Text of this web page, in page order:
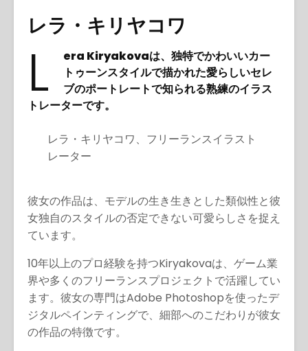
レラ・キリヤコワ
L
era Kiryakovaは、独特でかわいいカー
トゥーンスタイルで描かれた愛らしいセレ
ブのポートレートで知られる熟練のイラス
トレーターです。
レラ・キリヤコワ、フリーランスイラスト
レーター
彼女の作品は、モデルの生き生きとした類似性と彼
女独自のスタイルの否定できない可愛らしさを捉え
ています。
10年以上のプロ経験を持つKiryakovaは、ゲーム業
界や多くのフリーランスプロジェクトで活躍してい
ます。彼女の専門はAdobe Photoshopを使ったデ
ジタルペインティングで、細部へのこだわりが彼女
の作品の特徴です。